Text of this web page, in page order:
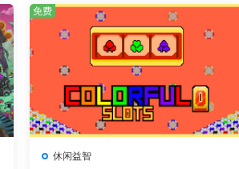
休闲益智
免费